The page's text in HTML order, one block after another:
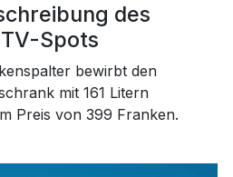
des
Spots
bewirbt den
mit 161 Litern
Preis von 399 Franken.